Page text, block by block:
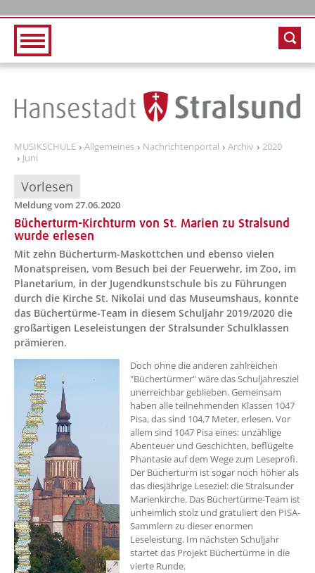
MUSIKSCHULE Allgemeines Nachrichtenportal Archiv
2020
Juni
Vorlesen
Meldung vom 27.06.2020
Bücherturm-Kirchturm von St. Marien zu Stralsund
wurde erlesen
Mit zehn Bücherturm-Maskottchen und ebenso vielen
Monatspreisen, vom Besuch bei der Feuerwehr, im Zoo, im
Planetarium, in der Jugendkunstschule bis zu Führungen
durch die Kirche St. Nikolai und das Museumshaus, konnte
das Büchertürme-Team in diesem Schuljahr 2019/2020 die
großartigen Leseleistungen der Stralsunder Schulklassen
prämieren.
Doch ohne die anderen zahlreichen
"Büchertürmer" wäre das Schuljahresziel
unerreichbar geblieben. Gemeinsam
haben alle teilnehmenden Klassen 1047
Pisa, das sind 104,7 Meter, erlesen. Vor
allem sind 1047 Pisa eines: unzählige
Abenteuer und Geschichten, beflügelte
Phantasie auf dem Wege zum Leseprofi.
Der Bücherturm ist sogar noch höher als
das diesjährige Leseziel: die Stralsunder
Marienkirche. Das Büchertürme-Team ist
unheimlich stolz und gratuliert den PISA-
Sammlern zu dieser enormen
Leseleistung. Im nächsten Schuljahr
startet das Projekt Büchertürme in die
vierte Runde.